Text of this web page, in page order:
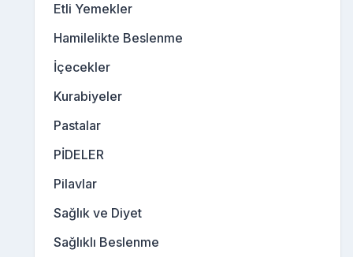
Etli Yemekler
Hamilelikte Beslenme
İçecekler
Kurabiyeler
Pastalar
PİDELER
Pilavlar
Sağlık ve Diyet
Sağlıklı Beslenme